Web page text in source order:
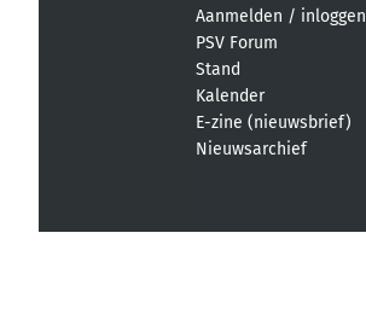
Aanmelden / inloggen
PSV Forum
Stand
Kalender
E-zine (nieuwsbrief)
Nieuwsarchief